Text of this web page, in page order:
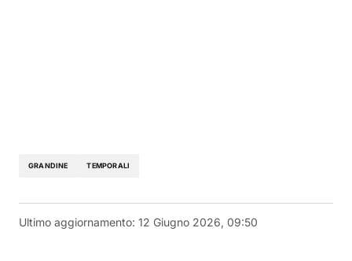
GRANDINE TEMPORALI
Ultimo aggiornamento: 12 Giugno 2026, 09:50